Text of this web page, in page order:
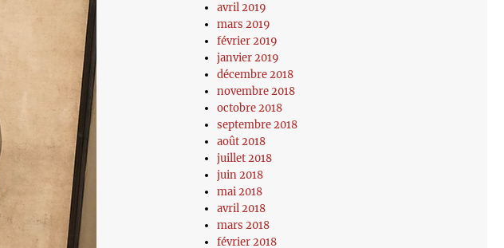
avril 2019
mars 2019
février 2019
janvier 2019
décembre 2018
novembre 2018
octobre 2018
septembre 2018
août 2018
juillet 2018
juin 2018
mai 2018
avril 2018
mars 2018
février 2018